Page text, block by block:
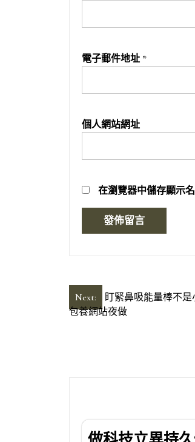
電子郵件地址 *
個人網站網址
在瀏覽器中儲存顯示
文
章
Next:
盯緊鼻吸能量棒不是
包養網站夜做